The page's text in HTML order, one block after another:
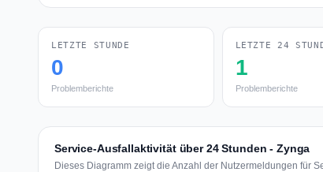
LETZTE STUNDE
0
Problemberichte
LETZTE 24
1
Problemberichte
Service-Ausfallaktivität über 24 Stunden - Zynga
Dieses Diagramm zeigt die Anzahl der Nutzermeldungen für